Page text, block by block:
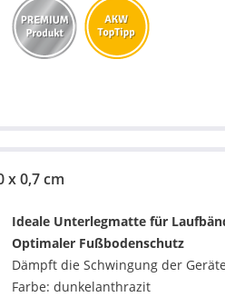
x 0,7 cm
Ideale Unterlegmatte für
Optimaler Fußbodenschutz
Dämpft die Schwingung der
Farbe: dunkelanthrazit